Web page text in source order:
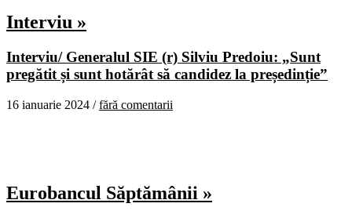
Interviu »
Interviu/ Generalul SIE (r) Silviu Predoiu: „Sunt
pregătit și sunt hotărât să candidez la președinție”
16 ianuarie 2024 /fără comentarii
Eurobancul Săptămânii »